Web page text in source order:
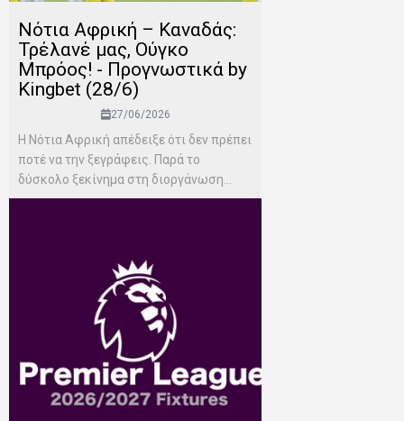
Νότια Αφρική – Καναδάς:
Τρέλανέ μας, Ούγκο
Μπρόος! - Προγνωστικά by
Kingbet (28/6)
27/06/2026
Η Νότια Αφρική απέδειξε ότι δεν πρέπει
ποτέ να την ξεγράφεις. Παρά το
δύσκολο ξεκίνημα στη διοργάνωση...